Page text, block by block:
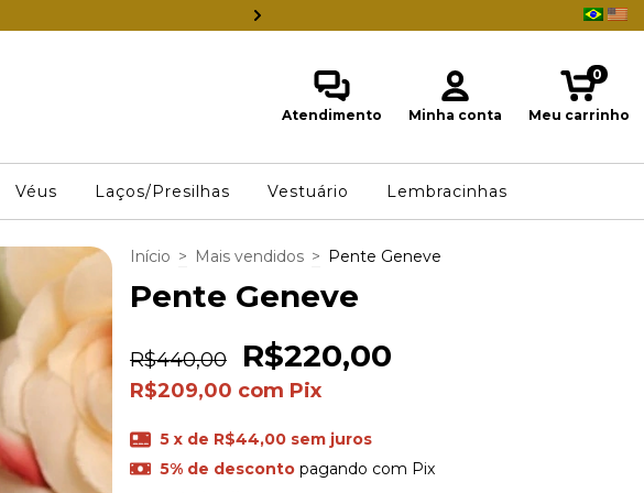
ESTAMOS INDO EMBORA DO
Atendimento Minha conta Meu carrinho
0
Véus Laços/Presilhas Vestuário Lembracinhas
Início > Mais vendidos > Pente Geneve
Pente Geneve
R$440,00 R$220,00
R$209,00 com Pix
5 x de R$44,00 sem juros
5% de descontopagando com Pix